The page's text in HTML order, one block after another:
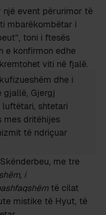
event përurimor të
mbarëkombëtar i
toni i ftesës
e konfirmon edhe
viti në fjalë.
dhe i
gjallë, Gjergj
luftëtari, shtetari
mes dritëhijes
të ndriçuar
me tre
i
të cilat
mistike të Hyut, të